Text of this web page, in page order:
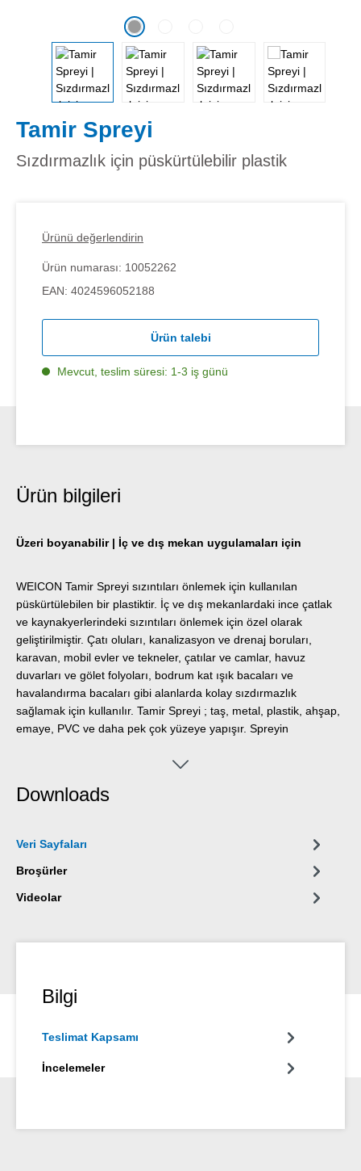
Tamir Spreyi
Sızdırmazlık için püskürtülebilir plastik
Ürünü değerlendirin
Ürün numarası: 10052262
EAN: 4024596052188
Ürün talebi
Mevcut, teslim süresi: 1-3 iş günü
Ürün bilgileri
Üzeri boyanabilir | İç ve dış mekan uygulamaları için
WEICON Tamir Spreyi sızıntıları önlemek için kullanılan
püskürtülebilen bir plastiktir. İç ve dış mekanlardaki ince çatlak
ve kaynakyerlerindeki sızıntıları önlemek için özel olarak
geliştirilmiştir. Çatı oluları, kanalizasyon ve drenaj boruları,
karavan, mobil evler ve tekneler, çatılar ve camlar, havuz
duvarları ve gölet folyoları, bodrum kat ışık bacaları ve
havalandırma bacaları gibi alanlarda kolay sızdırmazlık
sağlamak için kullanılır. Tamir Spreyi ; taş, metal, plastik, ahşap,
emaye, PVC ve daha pek çok yüzeye yapışır. Spreyin
UV ışınlarına dayanıklıdır. Metalleri korozyondan korur ve Bitüm
Downloads
Veri Sayfaları
Broşürler
Videolar
Bilgi
Teslimat Kapsamı
İncelemeler